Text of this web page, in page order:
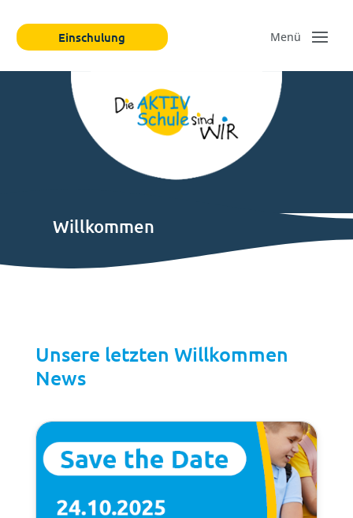
Einschulung
Willkommen
Unsere letzten Willkommen
News